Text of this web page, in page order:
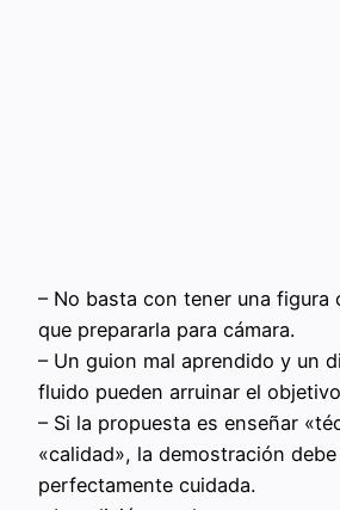
– No basta con tener una figura
que prepararla para cámara.
– Un guion mal aprendido y un
fluido pueden arruinar el
– Si la propuesta es enseñar
«calidad», la demostración
perfectamente cuidada.